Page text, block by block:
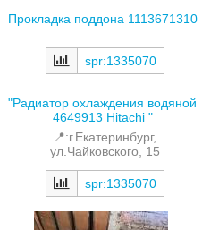
Прокладка поддона 1113671310
spr:1335070
"Радиатор охлаждения водяной
4649913 Hitachi "
📍:г.Екатеринбург,
ул.Чайковского, 15
spr:1335070